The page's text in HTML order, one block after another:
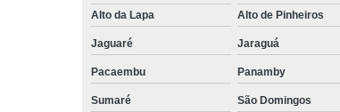
Alto da Lapa
Alto de Pinheiros
Jaguaré Jaraguá
Pacaembu Panamby
Sumaré São Domingos